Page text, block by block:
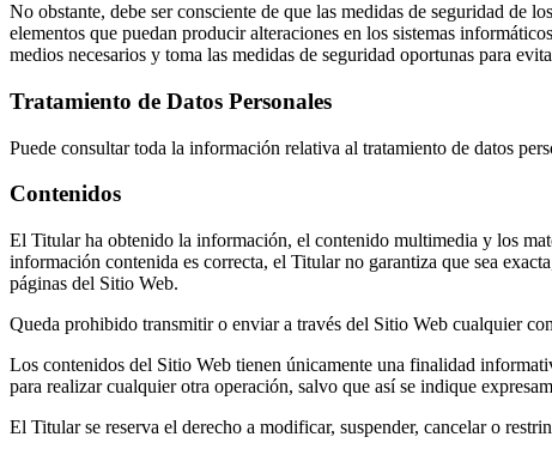
No obstante, debe ser consciente de que las medidas de seguridad de
elementos que puedan producir alteraciones en los sistemas
medios necesarios y toma las medidas de seguridad oportunas para
Tratamiento de Datos Personales
Puede consultar toda la información relativa al tratamiento de datos
Contenidos
El Titular ha obtenido la información, el contenido multimedia y los
información contenida es correcta, el Titular no garantiza que sea
páginas del Sitio Web.
Queda prohibido transmitir o enviar a través del Sitio Web cualquier
Los contenidos del Sitio Web tienen únicamente una finalidad
para realizar cualquier otra operación, salvo que así se indique
El Titular se reserva el derecho a modificar, suspender, cancelar o